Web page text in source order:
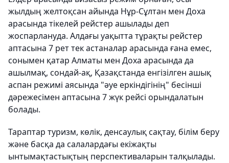
жылдың желтоқсан айында Нұр-Сұлтан мен Доха
арасында тікелей рейстер ашылады деп
жоспарлануда. Алдағы уақытта тұрақты рейстер
аптасына 7 рет тек астаналар арасында ғана емес,
сонымен қатар Алматы мен Доха арасында да
ашылмақ, сондай-ақ, Қазақстанда енгізілген ашық
аспан режимі аясында "әуе еркіндігінің" бесінші
дәрежесімен аптасына 7 жүк рейсі орындалатын
болады.
Тараптар туризм, көлік, денсаулық сақтау, білім беру
және басқа да салалардағы екіжақты
ынтымақтастықтың перспективаларын талқылады.